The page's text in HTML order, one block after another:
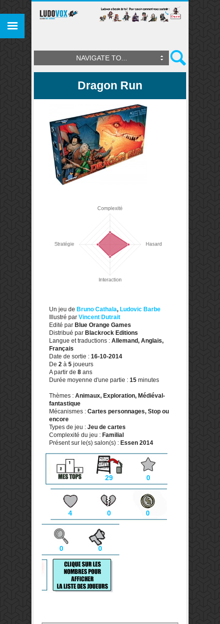
NAVIGATE TO...
Dragon Run
Un jeu de Bruno Cathala, Ludovic Barbe
Illustré par Vincent Dutrait
Edité par Blue Orange Games
Distribué par Blackrock Editions
Langue et traductions : Allemand, Anglais,
Français
Date de sortie : 16-10-2014
De 2 à 5 joueurs
A partir de 8 ans
Durée moyenne d'une partie : 15 minutes
Thèmes : Animaux, Exploration, Médiéval-
fantastique
Mécanismes : Cartes personnages, Stop ou
encore
Types de jeu : Jeu de cartes
Complexité du jeu : Familial
Présent sur le(s) salon(s) : Essen 2014
29 0
4 0 0
0 0